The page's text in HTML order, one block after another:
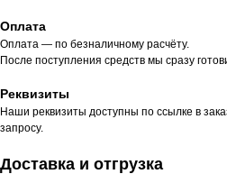
Оплата
Оплата — по безналичному расчёту.
После поступления средств мы сразу
Реквизиты
Наши реквизиты доступны по ссылке в
запросу.
Доставка и отгрузка